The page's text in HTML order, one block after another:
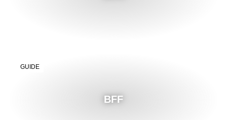
GUIDE
BFF